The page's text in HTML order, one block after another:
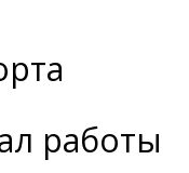
работы